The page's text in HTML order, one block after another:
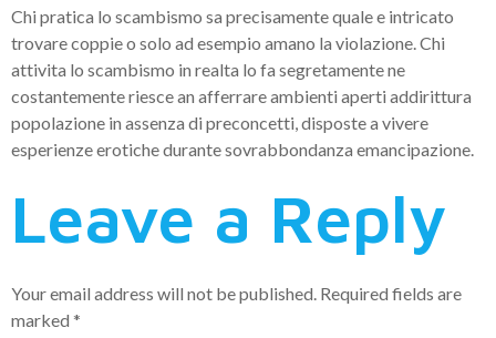
Chi pratica lo scambismo sa precisamente quale e intricato
trovare coppie o solo ad esempio amano la violazione. Chi
attivita lo scambismo in realta lo fa segretamente ne
costantemente riesce an afferrare ambienti aperti addirittura
popolazione in assenza di preconcetti, disposte a vivere
esperienze erotiche durante sovrabbondanza emancipazione.
Leave a Reply
Your email address will not be published. Required fields are
marked *